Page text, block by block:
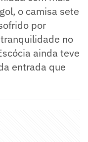
o camisa sete
por
no
ainda teve
entrada que